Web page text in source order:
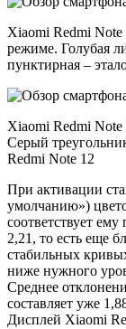
Xiaomi Redmi Note
режиме. Голубая
пунктирная –
Xiaomi Redmi Note
Серый
Redmi Note 12
При активации
умолчанию»)
соответствует
2,21, то есть еще
стабильных
ниже нужного
Среднее
составляет уже
Дисплей Xiaomi